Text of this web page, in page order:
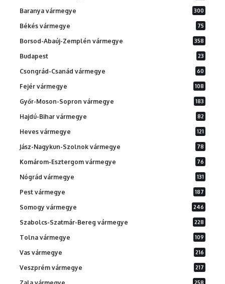
Baranya vármegye 300
Békés vármegye 75
Borsod-Abaúj-Zemplén vármegye 358
Budapest 23
Csongrád-Csanád vármegye 60
Fejér vármegye 108
Győr-Moson-Sopron vármegye 183
Hajdú-Bihar vármegye 82
Heves vármegye 121
Jász-Nagykun-Szolnok vármegye 78
Komárom-Esztergom vármegye 76
Nógrád vármegye 131
Pest vármegye 187
Somogy vármegye 246
Szabolcs-Szatmár-Bereg vármegye 228
Tolna vármegye 109
Vas vármegye 216
Veszprém vármegye 217
258